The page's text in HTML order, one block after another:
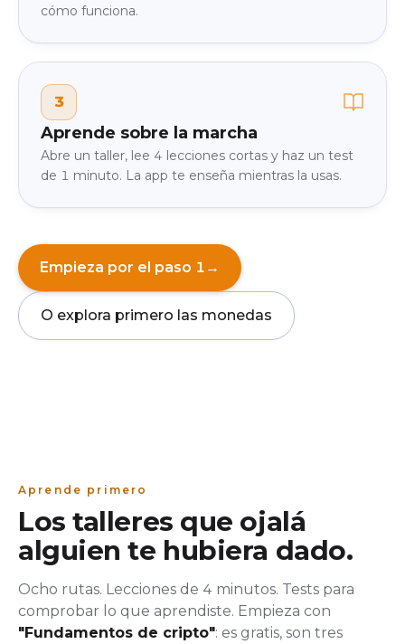
cómo funciona.
3
Aprende sobre la marcha
Abre un taller, lee 4 lecciones cortas y haz un test
de 1 minuto. La app te enseña mientras la usas.
Empieza por el paso 1 →
O explora primero las monedas
Aprende primero
Los talleres que ojalá
alguien te hubiera dado.
Ocho rutas. Lecciones de 4 minutos. Tests para
comprobar lo que aprendiste. Empieza con
"Fundamentos de cripto": es gratis, son tres